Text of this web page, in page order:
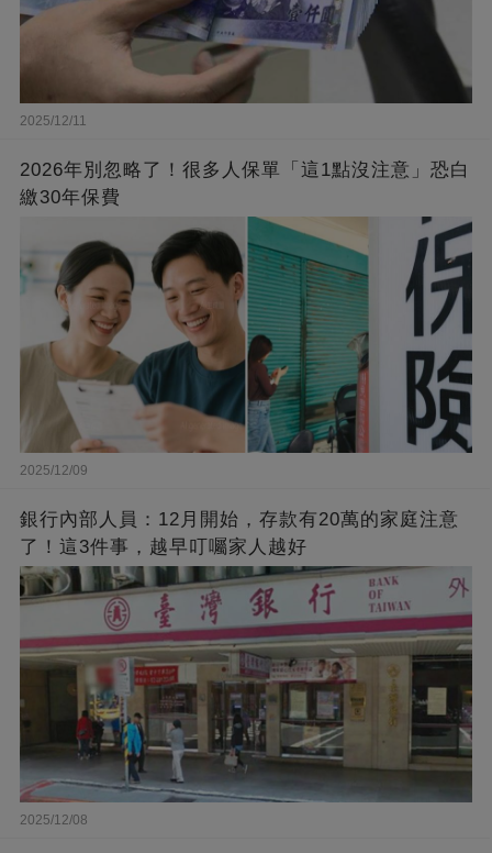
2025/12/11
2026年別忽略了！很多人保單「這1點沒注意」恐白
繳30年保費
2025/12/09
銀行內部人員：12月開始，存款有20萬的家庭注意
了！這3件事，越早叮囑家人越好
2025/12/08